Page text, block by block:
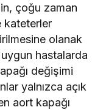
çoğu zaman
kateterler
olanak
uygun hastalarda
değişimi
yalnızca açık
aort kapağı